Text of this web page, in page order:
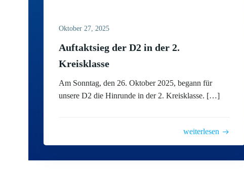
Oktober 27, 2025
Auftaktsieg der D2 in der 2.
Kreisklasse
Am Sonntag, den 26. Oktober 2025, begann für
unsere D2 die Hinrunde in der 2. Kreisklasse. […]
weiterlesen